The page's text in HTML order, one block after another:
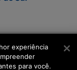
experiência
para você.